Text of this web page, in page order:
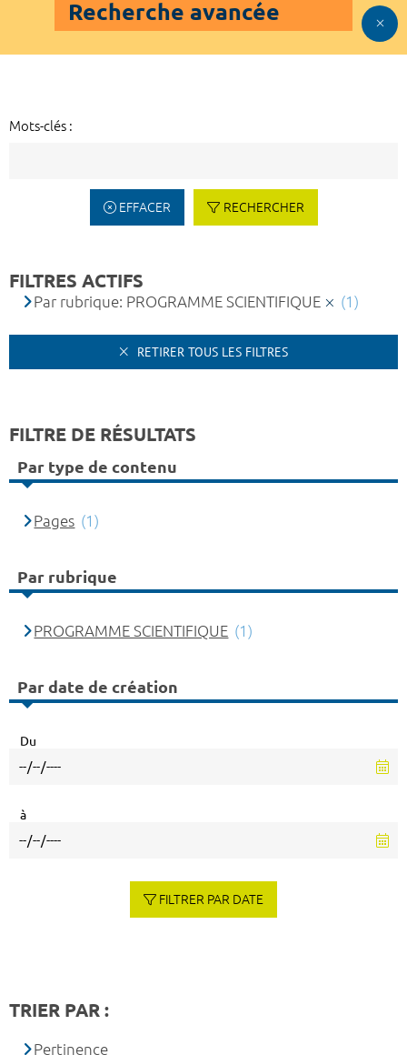
Recherche avancée
Mots-clés :
EFFACER RECHERCHER
FILTRES ACTIFS
Par rubrique: PROGRAMME SCIENTIFIQUE (1)
RETIRER TOUS LES FILTRES
FILTRE DE RÉSULTATS
Par type de contenu
Pages (1)
Par rubrique
PROGRAMME SCIENTIFIQUE (1)
Par date de création
Du
à
FILTRER PAR DATE
TRIER PAR :
Pertinence